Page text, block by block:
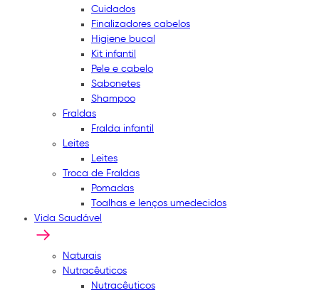
Cuidados
Finalizadores cabelos
Higiene bucal
Kit infantil
Pele e cabelo
Sabonetes
Shampoo
Fraldas
Fralda infantil
Leites
Leites
Troca de Fraldas
Pomadas
Toalhas e lenços umedecidos
Vida Saudável
Naturais
Nutracêuticos
Nutracêuticos